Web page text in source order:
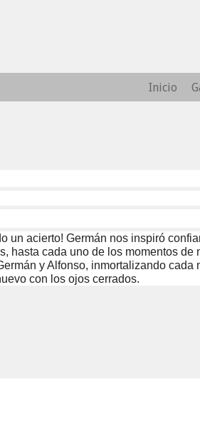
Inicio
un acierto! Germán nos inspiró
hasta cada uno de los momentos
y Alfonso, inmortalizando
con los ojos cerrados.